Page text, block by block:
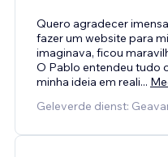
Quero agradecer
fazer um website para
imaginava, ficou
O Pablo entendeu tudo
minha ideia em reali...
Geleverde dienst: